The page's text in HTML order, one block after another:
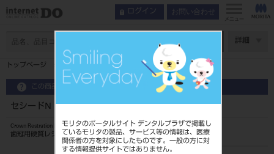
モリタのポータルサイト デンタルプラザで掲載し
ているモリタの製品、サービス等の情報は、医療
関係者の方を対象にしたものです。一般の方に対
する情報提供サイトではありません。
ログイン お問い合わせ
メニュー
詳細
トップページ セシードN エナメル E1 1.3mL
この商品に関するお問い合わせ
セシードN エナメル E1 1.3mL
Crown Restration Hard Resin
歯冠用硬質レジン